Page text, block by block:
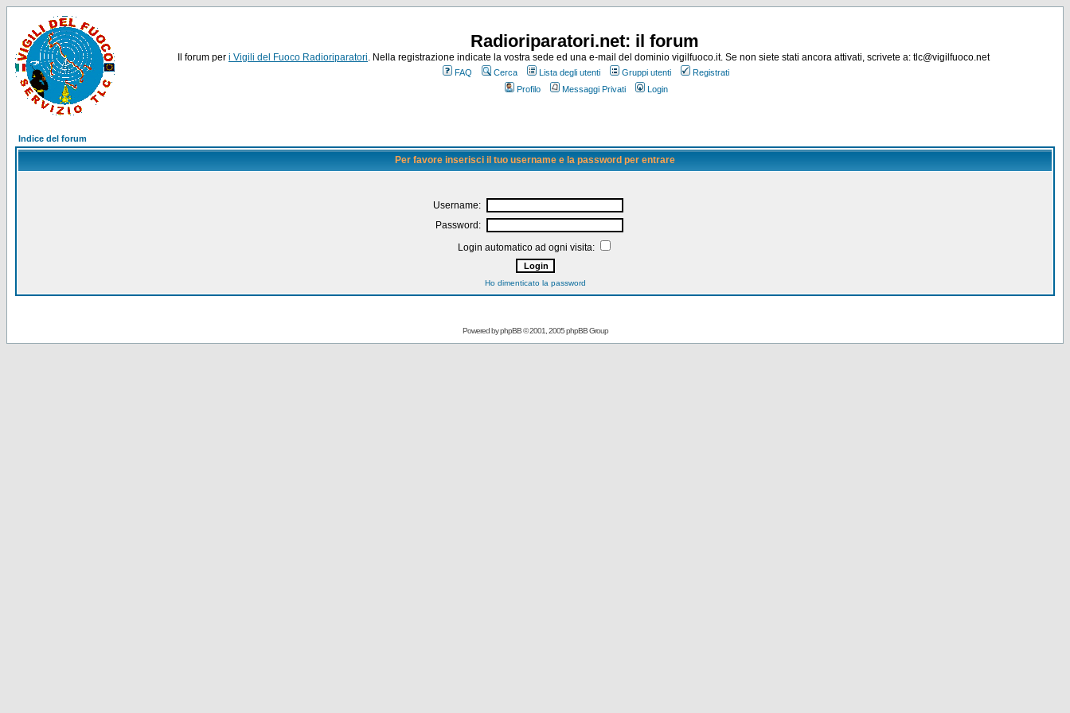
Radioriparatori.net: il forum
Il forum per i Vigili del Fuoco Radioriparatori. Nella registrazione indicate la vostra sede ed una e-mail del dominio vigilfuoco.it. Se non siete stati ancora attivati, scrivete a: tlc@vigilfuoco.net
FAQ Cerca Lista degli utenti Gruppi utenti
Registrati
Profilo
Messaggi Privati Login
Indice del forum
Per favore inserisci il tuo username e la password per entrare
Username:
Password:
Login automatico ad ogni visita:
Ho dimenticato la password
Powered byphpBB© 2001, 2005 phpBB Group